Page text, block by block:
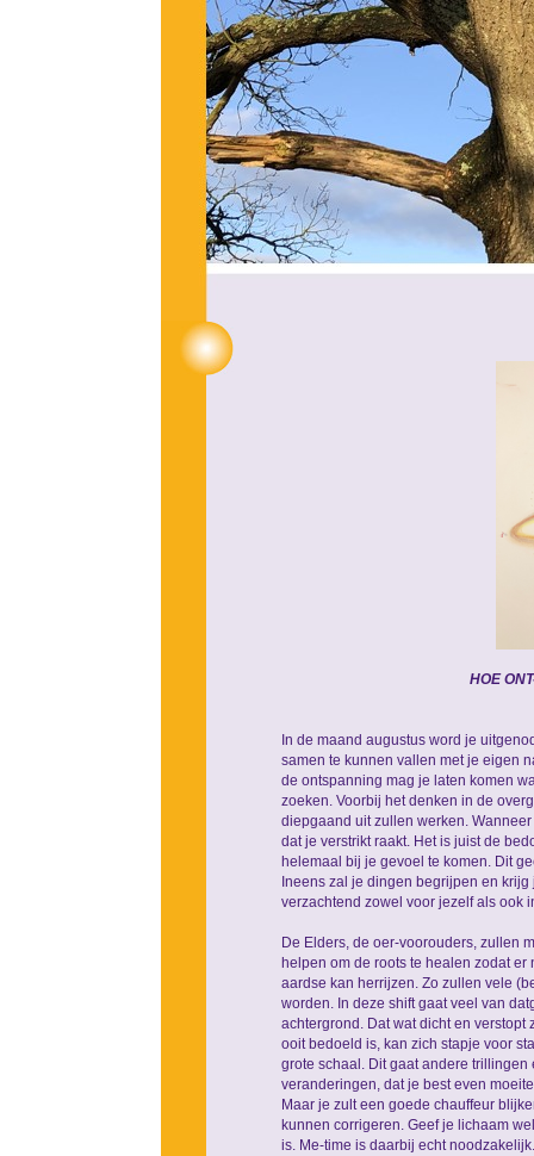
HOE
In de maand augustus word je
samen te kunnen vallen met je eigen
de ontspanning mag je laten komen
zoeken. Voorbij het denken in de
diepgaand uit zullen werken.
dat je verstrikt raakt. Het is juist de
helemaal bij je gevoel te komen. Dit
Ineens zal je dingen begrijpen en
verzachtend zowel voor jezelf als ook
De Elders, de oer-voorouders, zullen
helpen om de roots te healen zodat
aardse kan herrijzen. Zo zullen vele
worden. In deze shift gaat veel van
achtergrond. Dat wat dicht en
ooit bedoeld is, kan zich stapje voor
grote schaal. Dit gaat andere
veranderingen, dat je best even
Maar je zult een goede chauffeur
kunnen corrigeren. Geef je lichaam
is. Me-time is daarbij echt